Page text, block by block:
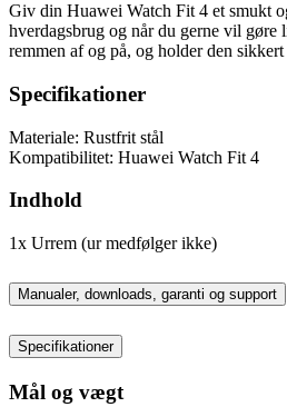
Giv din Huawei Watch Fit 4 et smukt
hverdagsbrug og når du gerne vil
remmen af og på, og holder den
Specifikationer
Materiale: Rustfrit stål
Kompatibilitet: Huawei Watch Fit 4
Indhold
1x Urrem (ur medfølger ikke)
Manualer, downloads, garanti og support
Specifikationer
Mål og vægt